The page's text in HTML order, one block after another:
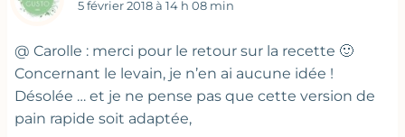
5 février 2018 à 14 h 08 min
@ Carolle : merci pour le retour sur la recette 🙂
Concernant le levain, je n’en ai aucune idée !
Désolée … et je ne pense pas que cette version de
pain rapide soit adaptée,